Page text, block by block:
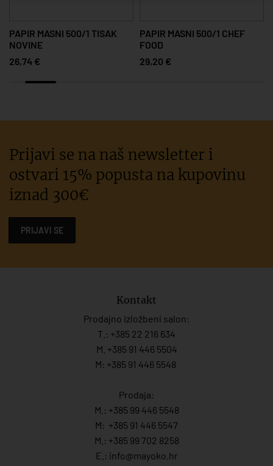
PAPIR MASNI 500/1 TISAK
NOVINE
26,74 €
PAPIR MASNI 500/1 CHEF
FOOD
29,20 €
Prijavi se na naš newsletter i
ostvari 15% popusta na kupovinu
iznad 300€
PRIJAVI SE
Kontakt
Prodajno izložbeni salon:
T.: +385 22 216 634
M. +385 91 446 5504
M: +385 91 446 5548
Prodaja:
M.: +385 99 446 5548
M: +385 91 446 5547
M.: +385 99 702 8258
E.: info@mayoko. hr